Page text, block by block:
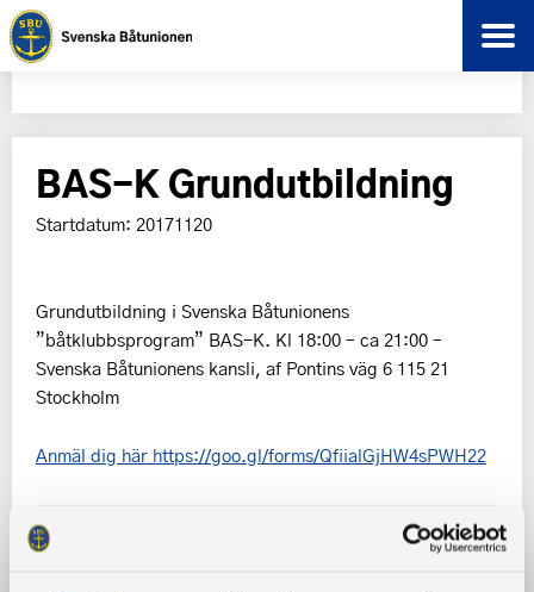
BAS-K Grundutbildning
Startdatum: 20171120
Grundutbildning i Svenska Båtunionens
”båtklubbsprogram” BAS-K. Kl 18:00 – ca 21:00 –
Svenska Båtunionens kansli, af Pontins väg 6 115 21
Stockholm
Anmäl dig här https://goo.gl/forms/QfiialGjHW4sPWH22